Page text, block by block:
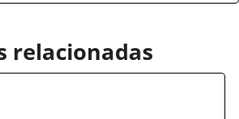
relacionadas